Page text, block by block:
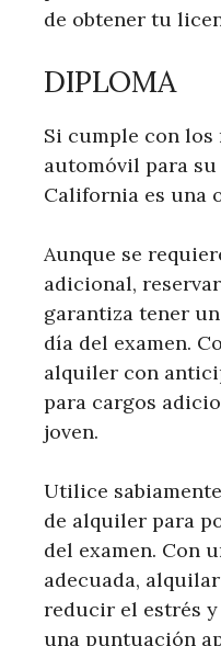
de obtener tu
DIPLOMA
Si cumple con
automóvil para su
California es una
Aunque se
adicional,
garantiza tener
día del examen.
alquiler con
para cargos
joven.
Utilice
de alquiler para
del examen. Con
adecuada,
reducir el estrés
una puntuación